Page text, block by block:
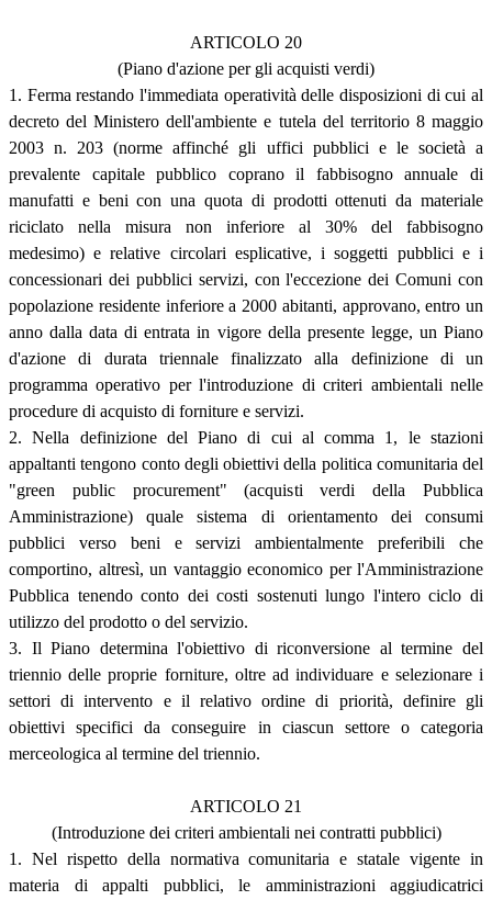
ARTICOLO 20
(Piano d'azione per gli acquisti verdi)
1. Ferma restando l'immediata operatività delle disposizioni di cui al
decreto del Ministero dell'ambiente e tutela del territorio 8 maggio
2003 n. 203 (norme affinché gli uffici pubblici e le società a
prevalente capitale pubblico coprano il fabbisogno annuale di
manufatti e beni con una quota di prodotti ottenuti da materiale
riciclato nella misura non inferiore al 30% del fabbisogno
medesimo) e relative circolari esplicative, i soggetti pubblici e i
concessionari dei pubblici servizi, con l'eccezione dei Comuni con
popolazione residente inferiore a 2000 abitanti, approvano, entro un
anno dalla data di entrata in vigore della presente legge, un Piano
d'azione di durata triennale finalizzato alla definizione di un
programma operativo per l'introduzione di criteri ambientali nelle
procedure di acquisto di forniture e servizi.
2. Nella definizione del Piano di cui al comma 1, le stazioni
appaltanti tengono conto degli obiettivi della politica comunitaria del
"green public procurement" (acquisti verdi della Pubblica
Amministrazione) quale sistema di orientamento dei consumi
pubblici verso beni e servizi ambientalmente preferibili che
comportino, altresì, un vantaggio economico per l'Amministrazione
Pubblica tenendo conto dei costi sostenuti lungo l'intero ciclo di
utilizzo del prodotto o del servizio.
3. Il Piano determina l'obiettivo di riconversione al termine del
triennio delle proprie forniture, oltre ad individuare e selezionare i
settori di intervento e il relativo ordine di priorità, definire gli
obiettivi specifici da conseguire in ciascun settore o categoria
merceologica al termine del triennio.
ARTICOLO 21
(Introduzione dei criteri ambientali nei contratti pubblici)
1. Nel rispetto della normativa comunitaria e statale vigente in
materia di appalti pubblici, le amministrazioni aggiudicatrici